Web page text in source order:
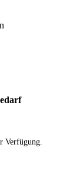
Verfügung.